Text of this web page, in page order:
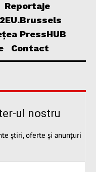
Reportaje
2EU.Brussels
PressHUB
Contact
ul nostru
știri, oferte și anunțuri